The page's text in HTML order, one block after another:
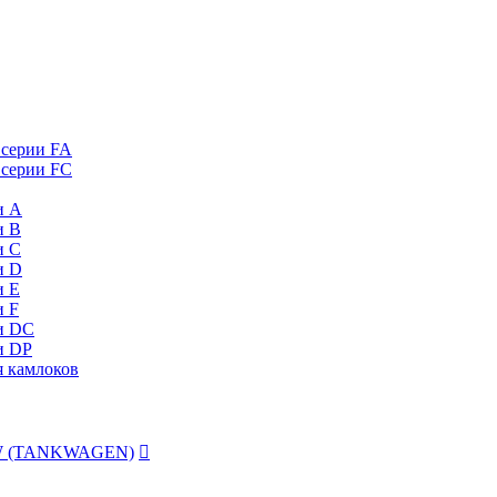
FA
FC
А
B
C
D
Е
F
DC
DP
камлоков
(TANKWAGEN) 